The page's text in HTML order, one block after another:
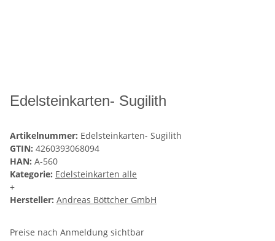
Edelsteinkarten- Sugilith
Artikelnummer: Edelsteinkarten- Sugilith
GTIN: 4260393068094
HAN: A-560
Kategorie: Edelsteinkarten alle
+
Hersteller: Andreas Böttcher GmbH
Preise nach Anmeldung sichtbar